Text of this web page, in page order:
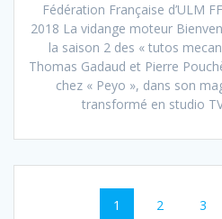
Fédération Française d’ULM
2018 La vidange moteur
la saison 2 des « tutos
Thomas Gadaud et Pierre
chez « Peyo », dans son
transformé en studio
Navigation
Page
1 Page
2 Page
3